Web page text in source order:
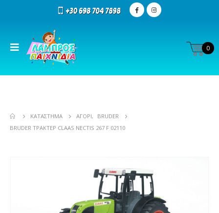
0
ΚΑΤΆΣΤΗΜΑ ΑΓΌΡΙ,
BRUDER
BRUDER ΤΡΑΚΤΈΡ CLAAS NECTIS 267 F 02110